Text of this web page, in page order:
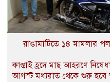
রাঙামাটিতে ১৪ মামলার
কাপ্তাই হ্রদে মাছ আহরণে
আগস্ট মধ্যরাত থেকে শুরু হবে